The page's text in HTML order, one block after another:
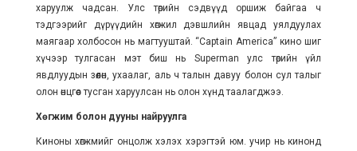
харуулж чадсан. Улс төрийн сэдвүүд оршиж байгаа ч
тэдгээрийг дүрүүдийн хөгжил дэвшлийн явцад уялдуулах
маягаар холбосон нь магтууштай. “Captain America” кино шиг
хүчээр тулгасан мэт биш нь Superman улс төрийн үйл
явдлуудын зөөлөн, ухаалаг, аль ч талын давуу болон сул талыг
олон өнцгөөс тусган харуулсан нь олон хүнд таалагджээ.
Хөгжим болон дууны найруулга
Киноны хөгжмийг онцолж хэлэх хэрэгтэй юм. учир нь кинонд